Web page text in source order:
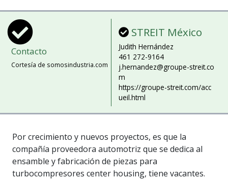
Contacto
Cortesía de somosindustria.com
STREIT México
Judith Hernández
461 272-9164
j.hernandez@groupe-streit.co
m
https://groupe-streit.com/acc
ueil.html
Por crecimiento y nuevos proyectos, es que la
compañía proveedora automotriz que se dedica al
ensamble y fabricación de piezas para
turbocompresores center housing, tiene vacantes.